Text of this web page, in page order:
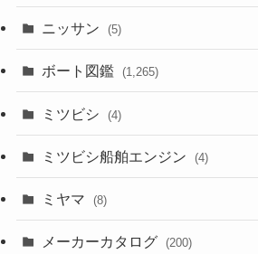
ニッサン (5)
ボート図鑑 (1,265)
ミツビシ (4)
ミツビシ船舶エンジン (4)
ミヤマ (8)
メーカーカタログ (200)